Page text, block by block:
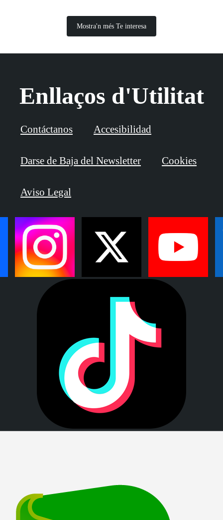
Mostra'n més Te interesa
Enllaços d'Utilitat
Contáctanos Accesibilidad
Darse de Baja del Newsletter Cookies
Aviso Legal